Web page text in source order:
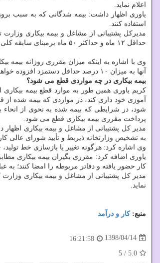
اعلام نماید.
استفاده كنند.
حداقل ۱۲ ماه و حداكثر ۵۰ ماه برمبنای سابقه كلی پرداخت حق بیمه است.
وی با اشاره به اینكه میزان مقرری روزانه بیمه بیكاری معادل ۵۵
آنها به میزان ۱۰ درصد حداقل دستمزد افزوده خواهد شد. در عین حال مجموع دریافتی مقرری بگیر نباید از حداقل دستمزد كمتر و از ۸۰% متوسط حقوق وی بیشتر باشد.
بیمه بیكاری در چه مواردی قطع می شود؟
كریم یاوری همین طور به موارد قطع بیمه
آموزی خود داری كند، در مواردی كه بیمه شده
شود، در شرایطی كه بیمه شده به نحوی از انحاء
پرداخت مقرری بیمه بیكاری قطع می شود.
مدیر كل پشتیبانی از مشاغل و بیمه بیكاری
به تشخیص وزارتخانه ذیربط و تأیید شورای عالی
وی اشاره كرد: هرگونه تغییر یا بازسازی خط تولید،
كار حضور یافته و دفاتر مربوطه را امضا كنند؛ به
نماید.
منبع:كار و درآمد
1398/04/14
16:21:58
5.0
/
5